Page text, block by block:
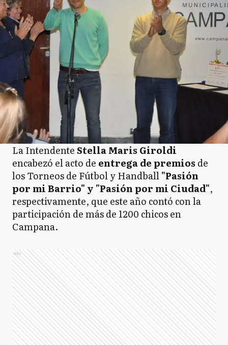
La IntendenteStella Maris Giroldi
encabezó el acto de entrega de premios de
los Torneos de Fútbol y Handball"Pasión
por mi Barrio" y "Pasión por mi Ciudad",
respectivamente, que este año contó con la
participación de más de 1200 chicos en
Campana.
Ads